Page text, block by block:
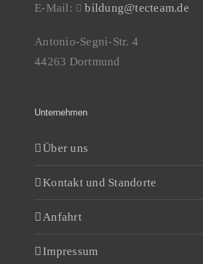
E-Mail:
bildung@tecteam.de
Antonio-Segni-Str. 4
44263 Dortmund
Unternehmen
Über uns
Kontakt und Standorte
Anfahrt
Impressum